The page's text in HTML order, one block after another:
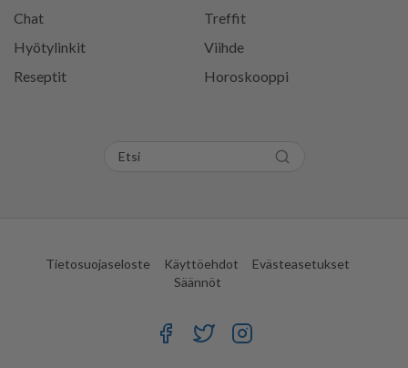
Chat
Treffit
Hyötylinkit
Viihde
Reseptit
Horoskooppi
Tietosuojaseloste Käyttöehdot
Evästeasetukset
Säännöt